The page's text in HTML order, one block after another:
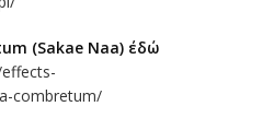
(Sakae Naa) έδώ
combretum/